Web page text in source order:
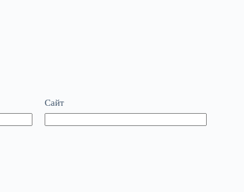
Сайт